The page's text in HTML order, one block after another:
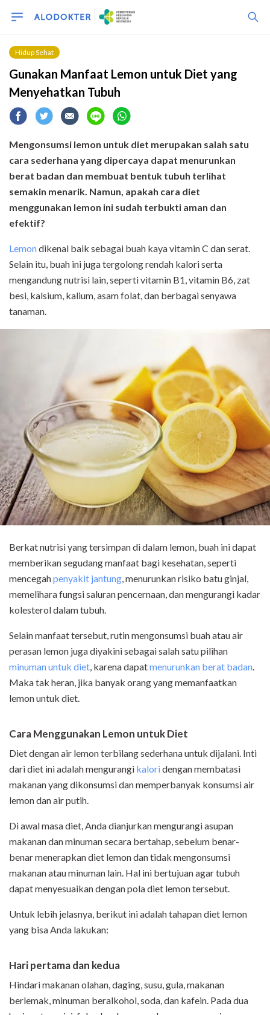
Hidup Sehat
Gunakan Manfaat Lemon untuk Diet yang
Menyehatkan Tubuh
Mengonsumsi lemon untuk diet merupakan salah satu
cara sederhana yang dipercaya dapat menurunkan
berat badan dan membuat bentuk tubuh terlihat
semakin menarik. Namun, apakah cara diet
menggunakan lemon ini sudah terbukti aman dan
efektif?
Lemondikenal baik sebagai buah kaya vitamin C dan serat.
Selain itu, buah ini juga tergolong rendah kalori serta
mengandung nutrisi lain, seperti vitamin B1, vitamin B6, zat
besi, kalsium, kalium, asam folat, dan berbagai senyawa
tanaman.
Berkat nutrisi yang tersimpan di dalam lemon, buah ini dapat
memberikan segudang manfaat bagi kesehatan, seperti
mencegahpenyakit jantung, menurunkan risiko batu ginjal,
memelihara fungsi saluran pencernaan, dan mengurangi kadar
kolesterol dalam tubuh.
Selain manfaat tersebut, rutin mengonsumsi buah atau air
perasan lemon juga diyakini sebagai salah satu pilihan
minuman untuk diet, karena dapatmenurunkan berat badan.
Maka tak heran, jika banyak orang yang memanfaatkan
lemon untuk diet.
Cara Menggunakan Lemon untuk Diet
Diet dengan air lemon terbilang sederhana untuk dijalani. Inti
dari diet ini adalah mengurangi kaloridengan membatasi
makanan yang dikonsumsi dan memperbanyak konsumsi air
lemon dan air putih.
Di awal masa diet, Anda dianjurkan mengurangi asupan
makanan dan minuman secara bertahap, sebelum benar-
benar menerapkan diet lemon dan tidak mengonsumsi
makanan atau minuman lain. Hal ini bertujuan agar tubuh
dapat menyesuaikan dengan pola diet lemon tersebut.
Untuk lebih jelasnya, berikut ini adalah tahapan diet lemon
yang bisa Anda lakukan:
Hari pertama dan kedua
Hindari makanan olahan, daging, susu, gula, makanan
berlemak, minuman beralkohol, soda, dan kafein. Pada dua